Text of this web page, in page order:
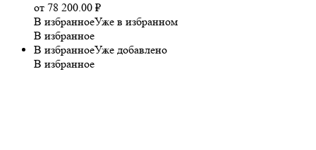
от 78 200.00 ₽
В избранноеУже в избранном
В избранное
В избранноеУже добавлено
В избранное